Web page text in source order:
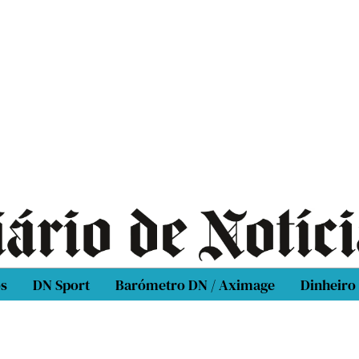
DN Sport Barómetro DN / Aximage Dinheiro